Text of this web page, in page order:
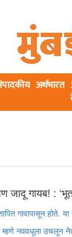
अर्थभारत
गायब! : ‌‘भूत
गावापासून होते.
म्हणे नववधूला उचलून